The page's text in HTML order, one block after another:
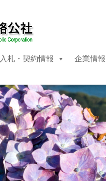
入札・契約情報 企業情報